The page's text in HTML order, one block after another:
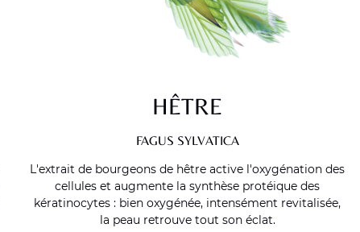
HÊTRE
FAGUS SYLVATICA
L'extrait de bourgeons de hêtre active l'oxygénation des
cellules et augmente la synthèse protéique des
kératinocytes : bien oxygénée, intensément revitalisée,
la peau retrouve tout son éclat.